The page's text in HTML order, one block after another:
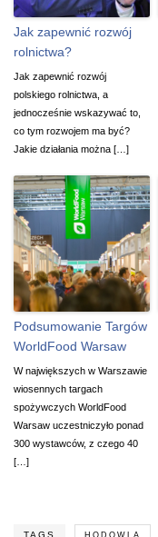
Jak zapewnić rozwój
rolnictwa?
Jak zapewnić rozwój
polskiego rolnictwa, a
jednocześnie wskazywać to,
co tym rozwojem ma być?
Jakie działania można […]
Podsumowanie Targów
WorldFood Warsaw
W największych w Warszawie
wiosennych targach
spożywczych WorldFood
Warsaw uczestniczyło ponad
300 wystawców, z czego 40
[…]
TAGS HODOWLA